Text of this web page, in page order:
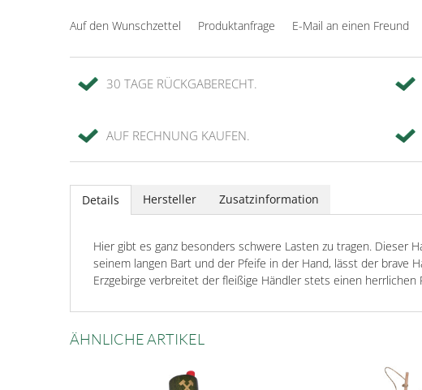
Auf den Wunschzettel Produktanfrage E-Mail an einen Freund
30 TAGE RÜCKGABERECHT.
AUF RECHNUNG KAUFEN.
Details Hersteller Zusatzinformation
Hier gibt es ganz besonders schwere Lasten zu tragen. Dieser
seinem langen Bart und der Pfeife in der Hand, lässt der brave
Erzgebirge verbreitet der fleißige Händler stets einen herrlichen
ÄHNLICHE ARTIKEL